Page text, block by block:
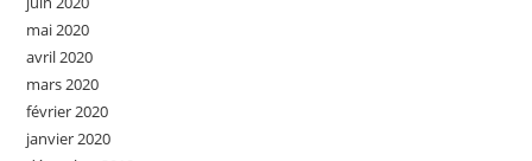
mai 2020
avril 2020
mars 2020
février 2020
janvier 2020